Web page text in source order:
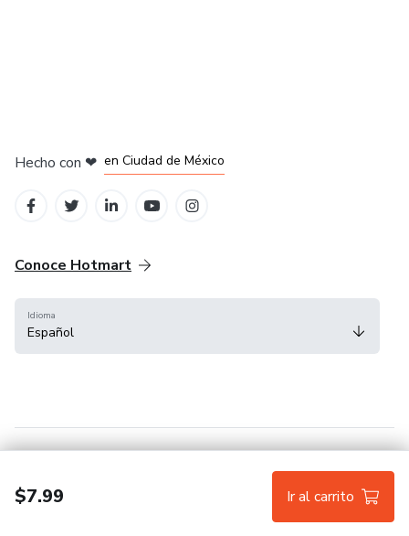
$7.99 Ir al carrito
Hecho con ❤ en Ciudad de México
Conoce Hotmart
Idioma
Español
Hotmart — 2011-2026 © Todos los derechos reservados.